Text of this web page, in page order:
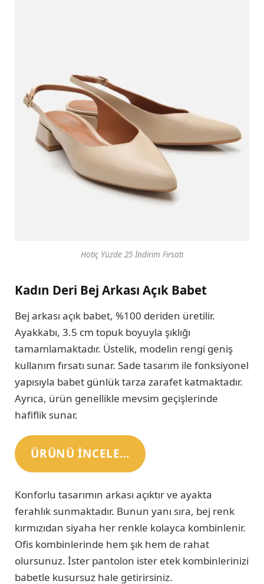
Hotiç Yüzde 25 İndirim Fırsatı
Kadın Deri Bej Arkası Açık Babet
Bej arkası açık babet, %100 deriden üretilir.
Ayakkabı, 3.5 cm topuk boyuyla şıklığı
tamamlamaktadır. Üstelik, modelin rengi geniş
kullanım fırsatı sunar. Sade tasarım ile fonksiyonel
yapısıyla babet günlük tarza zarafet katmaktadır.
Ayrıca, ürün genellikle mevsim geçişlerinde
hafiflik sunar.
ÜRÜNÜ INCELE…
Konforlu tasarımın arkası açıktır ve ayakta
ferahlık sunmaktadır. Bunun yanı sıra, bej renk
kırmızıdan siyaha her renkle kolayca kombinlenir.
Ofis kombinlerinde hem şık hem de rahat
olursunuz. İster pantolon ister etek kombinlerinizi
babetle kusursuz hale getirirsiniz.